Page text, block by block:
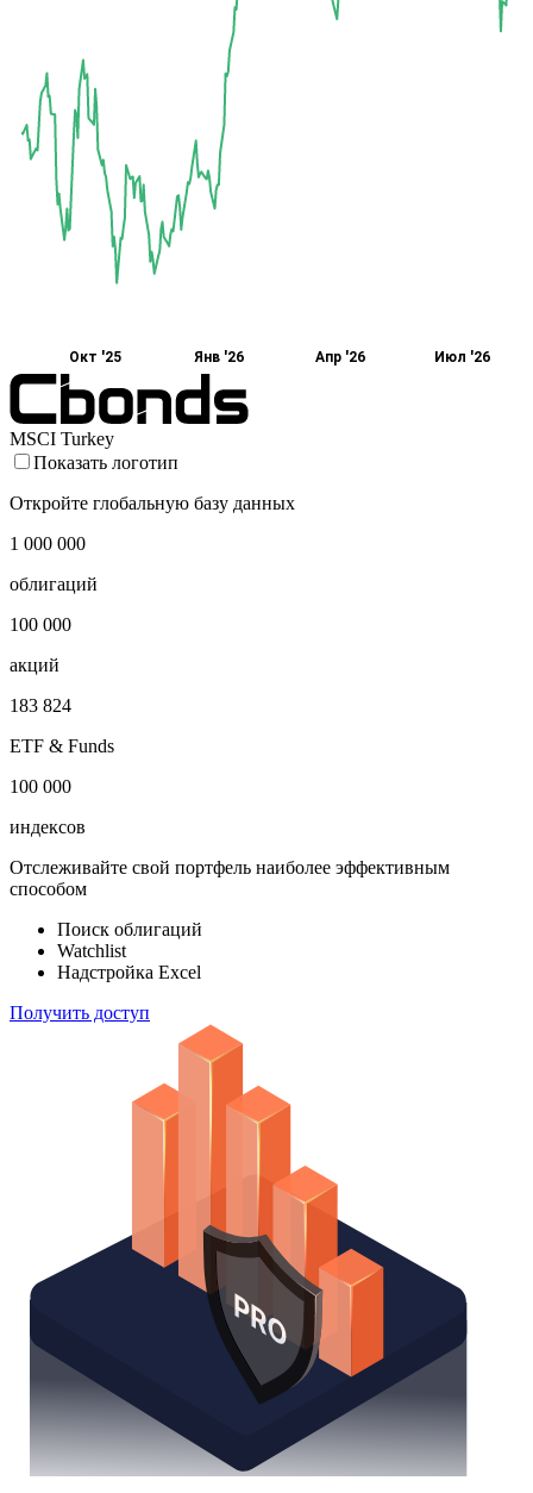
Окт '25 Янв '26 Апр '26 Июл '26
MSCI Turkey
Показать логотип
Откройте глобальную базу данных
1 000 000
облигаций
100 000
акций
183 824
ETF & Funds
100 000
индексов
Отслеживайте свой портфель наиболее эффективным
способом
Поиск облигаций
Watchlist
Надстройка Excel
Получить доступ